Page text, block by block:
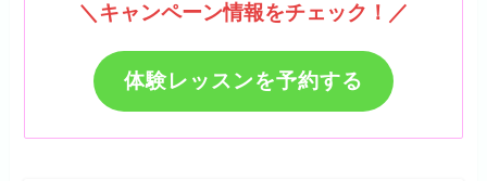
＼キャンペーン情報をチェック！／
体験レッスンを予約する